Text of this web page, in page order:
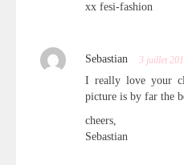
xx fesi-fashion
Sebastian 3 juillet
I really love your
picture is by far the
cheers,
Sebastian